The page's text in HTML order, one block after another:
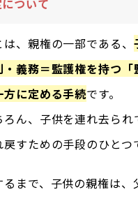
ついて
は、親権の一部である、
義務＝監護権を持つ
に定める手続です。
ん、子供を連れ去られ
すための手段のひとつ
まで、子供の親権は、